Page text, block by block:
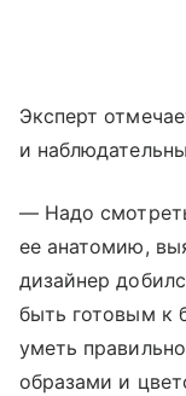
Эксперт
и
— Надо
ее анатомию,
дизайнер
быть готовым к
уметь
образами и